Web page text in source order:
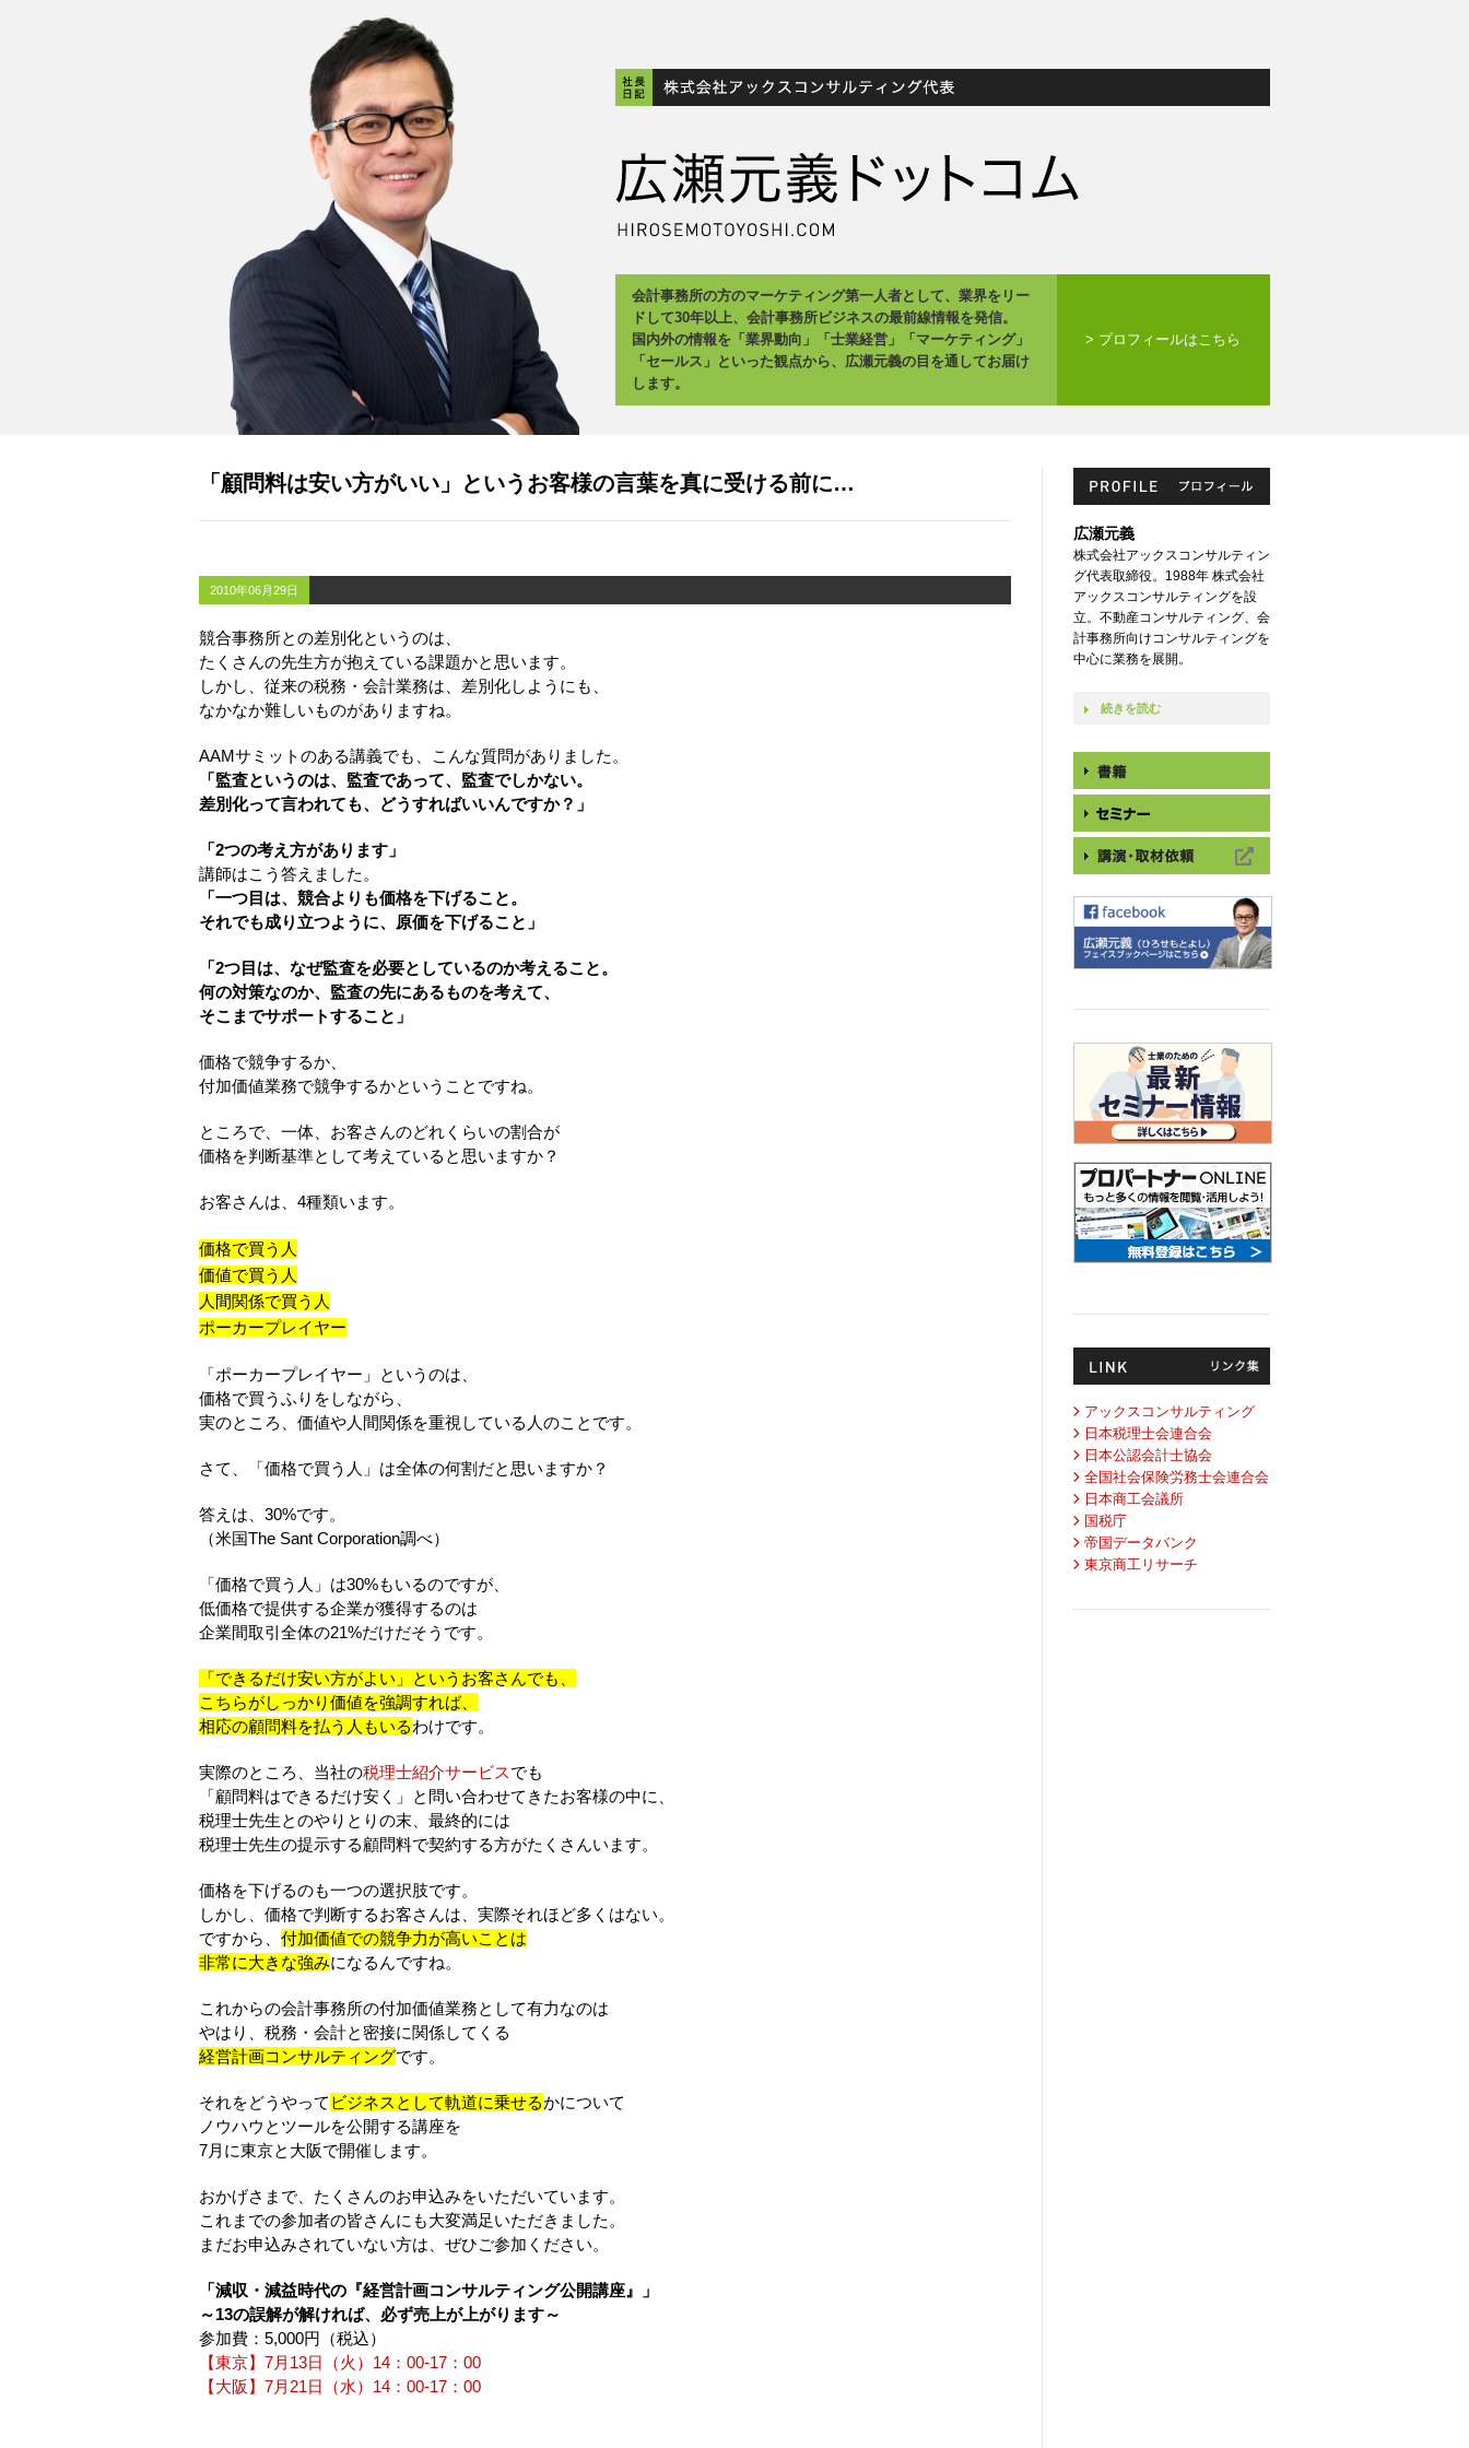
会計事務所の方のマーケティング第一人者として、業界をリー
ドして30年以上、会計事務所ビジネスの最前線情報を発信。
国内外の情報を「業界動向」「士業経営」「マーケティング」
「セールス」といった観点から、広瀬元義の目を通してお届け
します。
> プロフィールはこちら
「顧問料は安い方がいい」というお客様の言葉を真に受ける前に…
2010年06月29日
競合事務所との差別化というのは、
たくさんの先生方が抱えている課題かと思います。
しかし、従来の税務・会計業務は、差別化しようにも、
なかなか難しいものがありますね。
AAMサミットのある講義でも、こんな質問がありました。
「監査というのは、監査であって、監査でしかない。
差別化って言われても、どうすればいいんですか？」
「2つの考え方があります」
講師はこう答えました。
「一つ目は、競合よりも価格を下げること。
それでも成り立つように、原価を下げること」
「2つ目は、なぜ監査を必要としているのか考えること。
何の対策なのか、監査の先にあるものを考えて、
そこまでサポートすること」
価格で競争するか、
付加価値業務で競争するかということですね。
ところで、一体、お客さんのどれくらいの割合が
価格を判断基準として考えていると思いますか？
お客さんは、4種類います。
価格で買う人
価値で買う人
人間関係で買う人
ポーカープレイヤー
「ポーカープレイヤー」というのは、
価格で買うふりをしながら、
実のところ、価値や人間関係を重視している人のことです。
さて、「価格で買う人」は全体の何割だと思いますか？
答えは、30%です。
（米国The Sant Corporation調べ）
「価格で買う人」は30%もいるのですが、
低価格で提供する企業が獲得するのは
企業間取引全体の21%だけだそうです。
「できるだけ安い方がよい」というお客さんでも、
こちらがしっかり価値を強調すれば、
相応の顧問料を払う人もいるわけです。
実際のところ、当社の税理士紹介サービスでも
「顧問料はできるだけ安く」と問い合わせてきたお客様の中に、
税理士先生とのやりとりの末、最終的には
税理士先生の提示する顧問料で契約する方がたくさんいます。
価格を下げるのも一つの選択肢です。
しかし、価格で判断するお客さんは、実際それほど多くはない。
ですから、 付加価値での競争力が高いことは
非常に大きな強みになるんですね。
これからの会計事務所の付加価値業務として有力なのは
やはり、税務・会計と密接に関係してくる
経営計画コンサルティングです。
それをどうやって ビジネスとして軌道に乗せるかについて
ノウハウとツールを公開する講座を
7月に東京と大阪で開催します。
おかげさまで、たくさんのお申込みをいただいています。
これまでの参加者の皆さんにも大変満足いただきました。
まだお申込みされていない方は、ぜひご参加ください。
「減収・減益時代の『経営計画コンサルティング公開講座』」
～13の誤解が解ければ、必ず売上が上がります～
参加費：5,000円（税込）
【東京】7月13日（火）14：00-17：00
【大阪】7月21日（水）14：00-17：00
広瀬元義
株式会社アックスコンサルティン
グ代表取締役。1988年 株式会社
アックスコンサルティングを設
立。不動産コンサルティング、会
計事務所向けコンサルティングを
中心に業務を展開。
続きを読む
アックスコンサルティング
日本税理士会連合会
日本公認会計士協会
全国社会保険労務士会連合会
日本商工会議所
国税庁
帝国データバンク
東京商工リサーチ